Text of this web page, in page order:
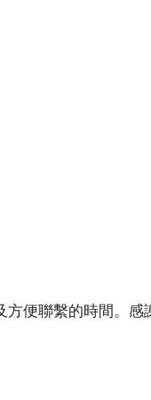
便聯繫的時間。感